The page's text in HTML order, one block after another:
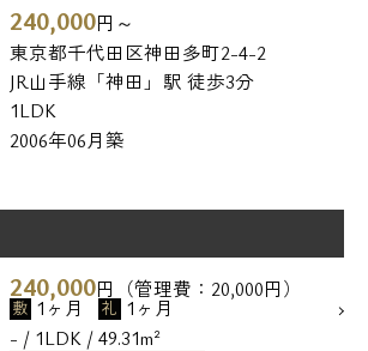
240,000円～
東京都千代田区神田多町2-4-2
JR山手線「神田」駅 徒歩3分
1LDK
2006年06月築
240,000円（管理費：20,000円）
敷 1ヶ月 礼 1ヶ月
- / 1LDK / 49.31m²